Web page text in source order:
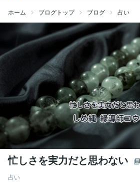
ホーム ブログトップ ブログ 占い
忙しさを実力だと思わない
占い